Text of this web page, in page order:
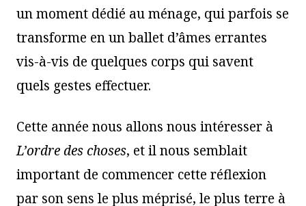
un moment dédié au ménage, qui parfois se
transforme en un ballet d’âmes errantes
vis-à-vis de quelques corps qui savent
quels gestes effectuer.
Cette année nous allons nous intéresser à
L’ordre des choses, et il nous semblait
important de commencer cette réflexion
par son sens le plus méprisé, le plus terre à